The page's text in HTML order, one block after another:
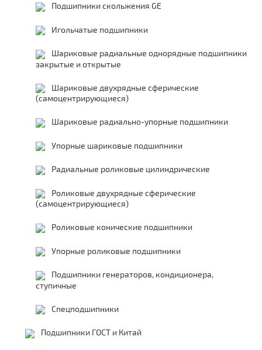
Подшипники скольжения GE
Игольчатые подшипники
Шариковые радиальные однорядные подшипники
закрытые и открытые
Шариковые двухрядные сферические
(самоцентрирующиеся)
Шариковые радиально-упорные подшипники
Упорные шариковые подшипники
Радиальные роликовые цилиндрические
Роликовые двухрядные сферические
(самоцентрирующиеся)
Роликовые конические подшипники
Упорные роликовые подшипники
Подшипники генераторов, кондиционера,
ступичные
Спецподшипники
Подшипники ГОСТ и Китай